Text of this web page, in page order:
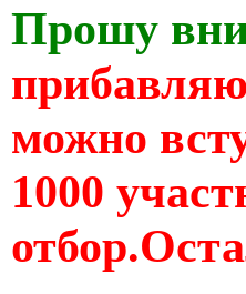
Прошу
можно
1000